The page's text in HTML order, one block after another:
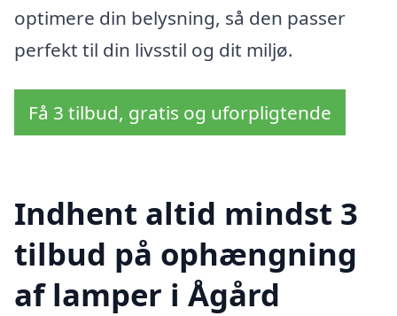
optimere din belysning, så den passer
perfekt til din livsstil og dit miljø.
Få 3 tilbud, gratis og uforpligtende
Indhent altid mindst 3
tilbud på ophængning
af lamper i Ågård